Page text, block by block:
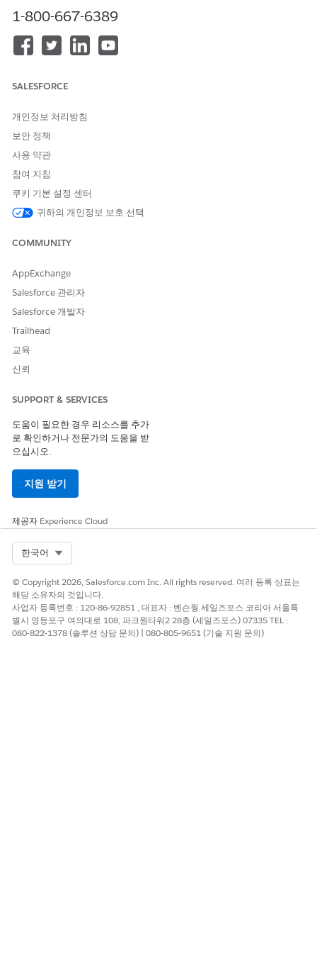
점수 매기기 프레임워크에서 사용 사례에 대한 CRM Analytics 템플
릿 구성을 설정할 때 예측 점수를 저장할 개체 및 필드를 선택합니
를 만듭니다.
예
금융 기관은 점수 매기기 프레임워크를 사용하여 고객이 회귀할
가능성을 예측합니다. 금융 기관의 Salesforce 관리자는 점수 매
기기 프레임워크에서 CRM Analytics 템플릿 구성을 만들어 해당
장합니다.
능성이 높은 우선 순위가 높은 고객을 위한 실천 가능한 목록을
생성합니다. 관련 데이터 처리 엔진 정의를 설정할 때 Salesforce
관리자는 계정 개체 및 이탈 점수 필드에 대한 데이터 소스 노드
가 있는지 확인합니다. 이제 금융 기관은 고객의 감소 가능성을
기반으로 조치를 취하여 고객 감소를 줄이려고 합니다.
실천 가능한 목록 정의 설정
1-800-667-6389
SALESFORCE
개인정보 처리방침
보안 정책
사용 약관
참여 지침
쿠키 기본 설정 센터
귀하의 개인정보 보호 선택
COMMUNITY
AppExchange
Salesforce 관리자
Salesforce 개발자
Trailhead
교육
신뢰
SUPPORT & SERVICES
도움이 필요한 경우 리소스를 추가
로 확인하거나 전문가의 도움을 받
으십시오.
지원 받기
제공자 Experience Cloud
한국어
© Copyright 2026, Salesforce.com Inc. All rights reserved. 여러 등록 상표는
해당 소유자의 것입니다.
사업자 등록번호 : 120-86-92851 , 대표자 : 벤슨웡 세일즈포스 코리아 서울특
별시 영등포구 여의대로 108, 파크원타워2 28층 (세일즈포스) 07335 TEL :
080-822-1378 (솔루션 상담 문의) | 080-805-9651 (기술 지원 문의)